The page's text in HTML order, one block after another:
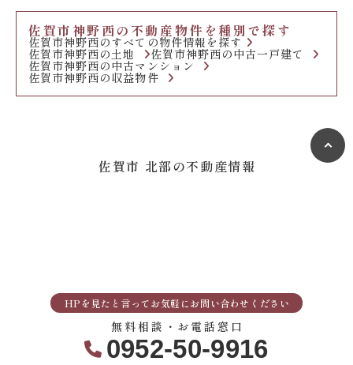
佐賀市神野西の不動産物件を種別で探す
佐賀市神野西のすべての物件情報を探す
佐賀市神野西の土地 佐賀市神野西の中古一戸建て
佐賀市神野西の中古マンション
佐賀市神野西の収益物件
佐賀市 北部の不動産情報
HPを見たと言ってお気軽にお問い合わせください
無料相談・お電話窓口
0952-50-9916